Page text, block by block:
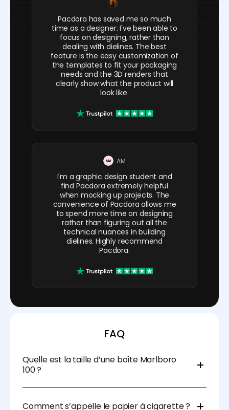
Pacdora has saved me so much
time as a designer. I've been able to
focus on designing, rather than
dealing with dielines. The best
feature is the easy customization of
the templates to fit your packaging
needs and the 3D renders that
clearly show what the product will
look like.
AM
I'm a graphic design student and
find Pacdora extremely helpful
when mocking up projects. The
convenience of Pacdora allows me
to spend more time on designing
rather than figuring out all the
technical nuances in building
dielines. Highly recommend
Pacdora.
FAQ
Quelle est la taille d’une boîte Marlboro
100 ?
disponibles avec des dimensions de 99 mm × 55
Comment s’appelle le papier à cigarette ?